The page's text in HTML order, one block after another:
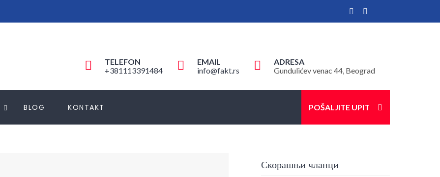
TELEFON
+381113391484
EMAIL
info@fakt.rs
ADRESA
Gundulićev venac 44, Beograd
BLOG KONTAKT POŠALJITE UPIT
Скорашњи чланци